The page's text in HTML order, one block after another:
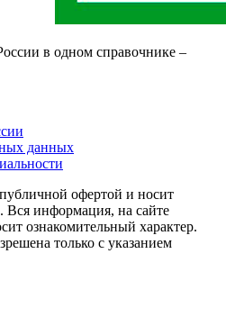
в одном справочнике –
данных
офертой и носит
информация, на сайте
ознакомительный характер.
только с указанием